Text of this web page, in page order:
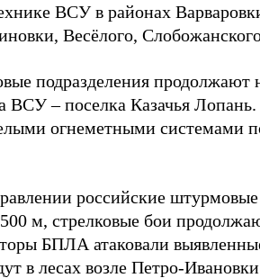
ВСУ в районах
Весёлого,
подразделения продолжают
ВСУ – поселка Казачья
огнеметными системами
российские штурмовые
м, стрелковые бои
БПЛА атаковали
в лесах возле Петро-